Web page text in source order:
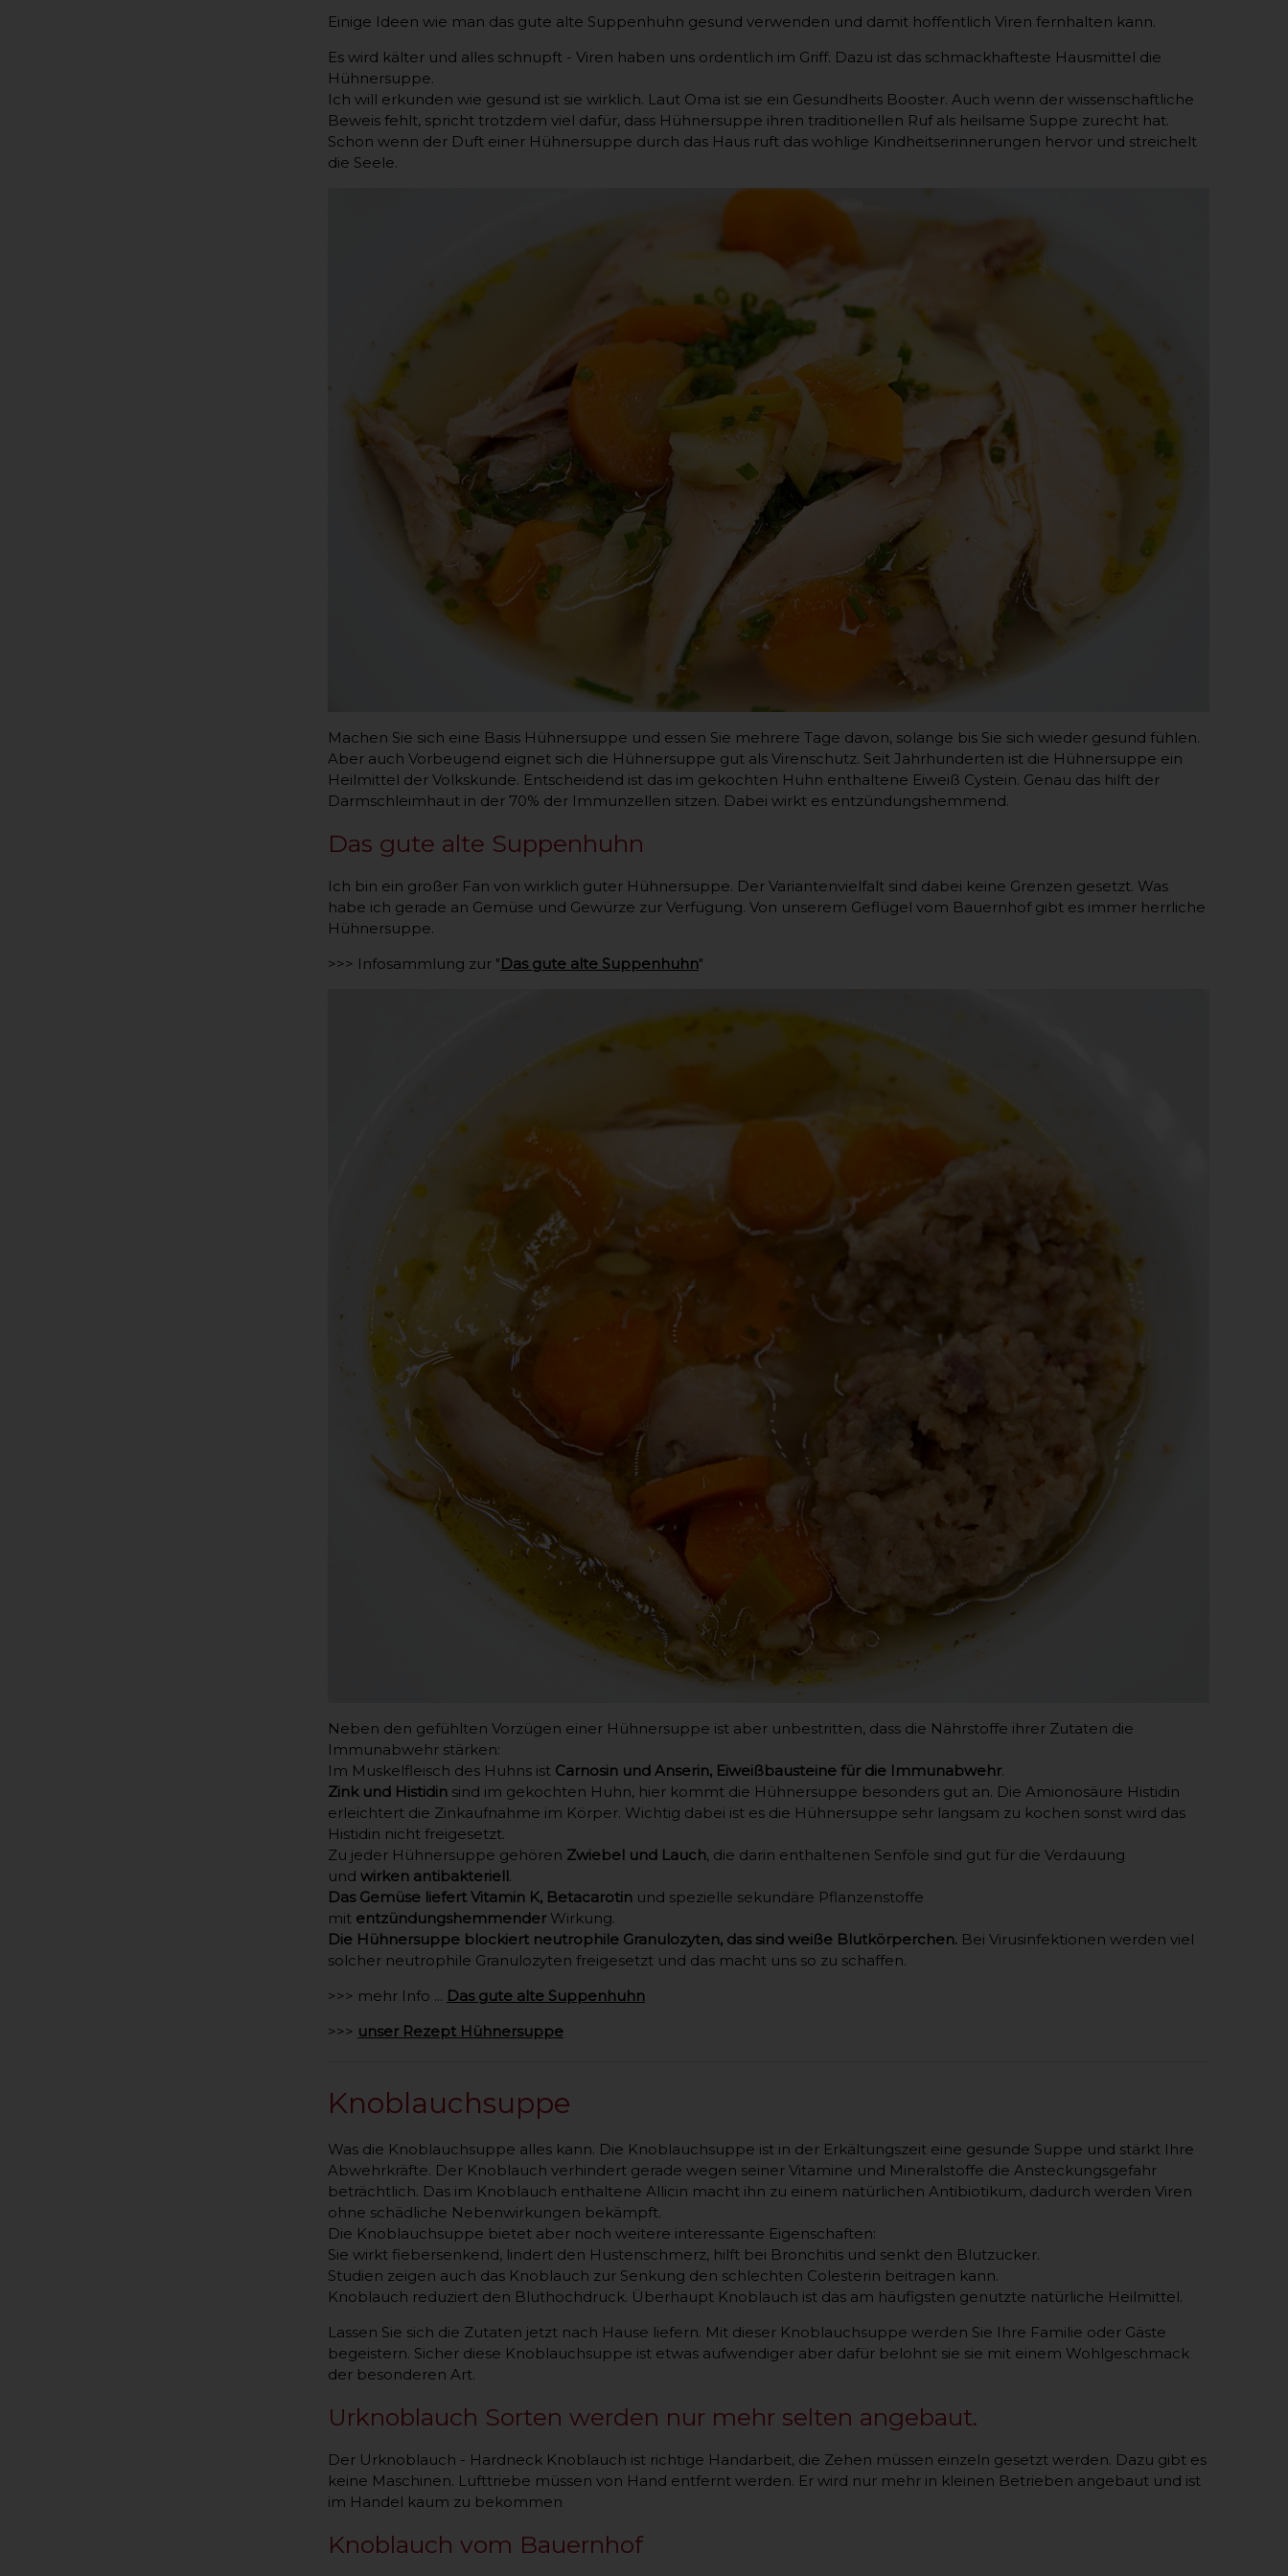
Einige Ideen wie man das gute alte Suppenhuhn gesund verwenden und damit hoffentlich Viren fernhalten kann.
Es wird kälter und alles schnupft - Viren haben uns ordentlich im Griff. Dazu ist das schmackhafteste Hausmittel die
Hühnersuppe.
Ich will erkunden wie gesund ist sie wirklich. Laut Oma ist sie ein Gesundheits Booster. Auch wenn der wissenschaftliche
Beweis fehlt, spricht trotzdem viel dafür, dass Hühnersuppe ihren traditionellen Ruf als heilsame Suppe zurecht hat.
Schon wenn der Duft einer Hühnersuppe durch das Haus ruft das wohlige Kindheitserinnerungen hervor und streichelt
die Seele.
Machen Sie sich eine Basis Hühnersuppe und essen Sie mehrere Tage davon, solange bis Sie sich wieder gesund fühlen.
Aber auch Vorbeugend eignet sich die Hühnersuppe gut als Virenschutz. Seit Jahrhunderten ist die Hühnersuppe ein
Heilmittel der Volkskunde. Entscheidend ist das im gekochten Huhn enthaltene Eiweiß Cystein. Genau das hilft der
Darmschleimhaut in der 70% der Immunzellen sitzen. Dabei wirkt es entzündungshemmend.
Das gute alte Suppenhuhn
Ich bin ein großer Fan von wirklich guter Hühnersuppe. Der Variantenvielfalt sind dabei keine Grenzen gesetzt. Was
habe ich gerade an Gemüse und Gewürze zur Verfügung. Von unserem Geflügel vom Bauernhof gibt es immer herrliche
Hühnersuppe.
>>> Infosammlung zur "Das gute alte Suppenhuhn"
Neben den gefühlten Vorzügen einer Hühnersuppe ist aber unbestritten, dass die Nährstoffe ihrer Zutaten die
Immunabwehr stärken:
Im Muskelfleisch des Huhns ist Carnosin und Anserin, Eiweißbausteine für die Immunabwehr.
Zink und Histidin sind im gekochten Huhn, hier kommt die Hühnersuppe besonders gut an. Die Amionosäure Histidin
erleichtert die Zinkaufnahme im Körper. Wichtig dabei ist es die Hühnersuppe sehr langsam zu kochen sonst wird das
Histidin nicht freigesetzt.
Zu jeder Hühnersuppe gehören Zwiebel und Lauch, die darin enthaltenen Senföle sind gut für die Verdauung
und wirken antibakteriell.
Das Gemüse liefert Vitamin K, Betacarotin und spezielle sekundäre Pflanzenstoffe
mit entzündungshemmenderWirkung.
Die Hühnersuppe blockiert neutrophile Granulozyten, das sind weiße Blutkörperchen. Bei Virusinfektionen werden viel
solcher neutrophile Granulozyten freigesetzt und das macht uns so zu schaffen.
>>> mehr Info ... Das gute alte Suppenhuhn
>>> unser Rezept Hühnersuppe
Knoblauchsuppe
Was die Knoblauchsuppe alles kann. Die Knoblauchsuppe ist in der Erkältungszeit eine gesunde Suppe und stärkt Ihre
Abwehrkräfte. Der Knoblauch verhindert gerade wegen seiner Vitamine und Mineralstoffe die Ansteckungsgefahr
beträchtlich. Das im Knoblauch enthaltene Allicin macht ihn zu einem natürlichen Antibiotikum, dadurch werden Viren
ohne schädliche Nebenwirkungen bekämpft.
Die Knoblauchsuppe bietet aber noch weitere interessante Eigenschaften:
Sie wirkt fiebersenkend, lindert den Hustenschmerz, hilft bei Bronchitis und senkt den Blutzucker.
Studien zeigen auch das Knoblauch zur Senkung den schlechten Colesterin beitragen kann.
Knoblauch reduziert den Bluthochdruck. Überhaupt Knoblauch ist das am häufigsten genutzte natürliche Heilmittel. ​
Lassen Sie sich die Zutaten jetzt nach Hause liefern. Mit dieser Knoblauchsuppe werden Sie Ihre Familie oder Gäste
begeistern. Sicher diese Knoblauchsuppe ist etwas aufwendiger aber dafür belohnt sie sie mit einem Wohlgeschmack
der besonderen Art.
Urknoblauch Sorten werden nur mehr selten angebaut.
Der Urknoblauch - Hardneck Knoblauch ist richtige Handarbeit, die Zehen müssen einzeln gesetzt werden. Dazu gibt es
keine Maschinen. Lufttriebe müssen von Hand entfernt werden. Er wird nur mehr in kleinen Betrieben angebaut und ist
im Handel kaum zu bekommen
Knoblauch vom Bauernhof